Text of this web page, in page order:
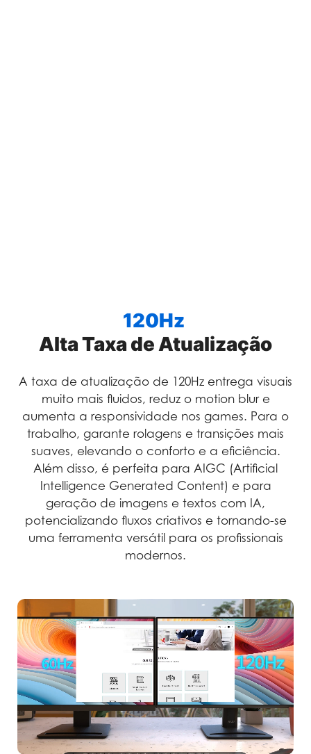
120Hz
Alta Taxa de Atualização
A taxa de atualização de 120Hz entrega visuais
muito mais fluidos, reduz o motion blur e
aumenta a responsividade nos games. Para o
trabalho, garante rolagens e transições mais
suaves, elevando o conforto e a eficiência.
Além disso, é perfeita para AIGC (Artificial
Intelligence Generated Content) e para
geração de imagens e textos com IA,
potencializando fluxos criativos e tornando-se
uma ferramenta versátil para os profissionais
modernos.